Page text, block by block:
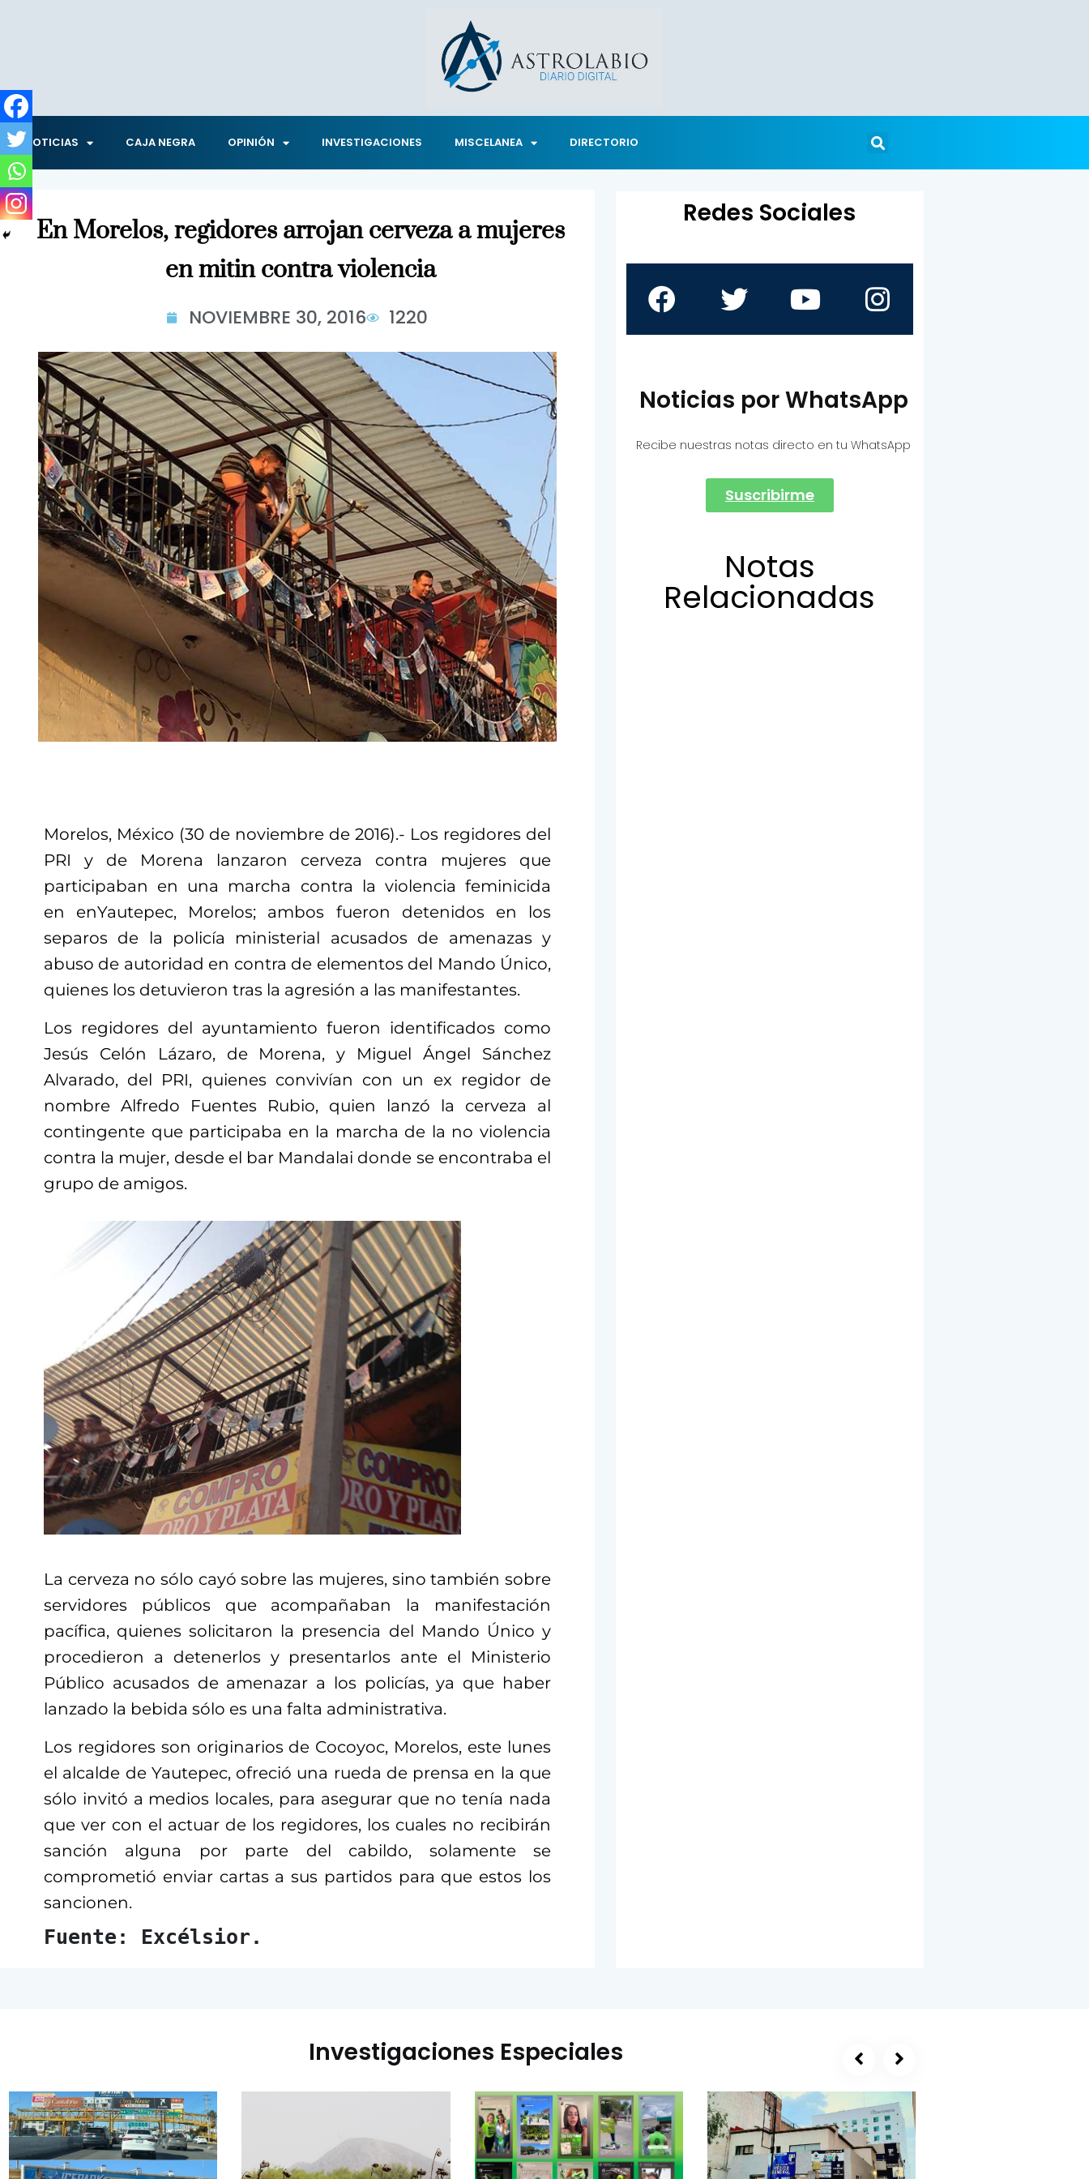
NOTICIAS CAJA NEGRA OPINIÓN INVESTIGACIONES MISCELANEA DIRECTORIO
En Morelos, regidores arrojan cerveza a mujeres
en mitin contra violencia
NOVIEMBRE 30, 2016 1220
Morelos, México (30 de noviembre de 2016).- Los regidores del
PRI y de Morena lanzaron cerveza contra mujeres que
participaban en una marcha contra la violencia feminicida
en enYautepec, Morelos; ambos fueron detenidos en los
separos de la policía ministerial acusados de amenazas y
abuso de autoridad en contra de elementos del Mando Único,
quienes los detuvieron tras la agresión a las manifestantes.
Los regidores del ayuntamiento fueron identificados como
Jesús Celón Lázaro, de Morena, y Miguel Ángel Sánchez
Alvarado, del PRI, quienes convivían con un ex regidor de
nombre Alfredo Fuentes Rubio, quien lanzó la cerveza al
contingente que participaba en la marcha de la no violencia
contra la mujer, desde el bar Mandalai donde se encontraba el
grupo de amigos.
La cerveza no sólo cayó sobre las mujeres, sino también sobre
servidores públicos que acompañaban la manifestación
pacífica, quienes solicitaron la presencia del Mando Único y
procedieron a detenerlos y presentarlos ante el Ministerio
Público acusados de amenazar a los policías, ya que haber
lanzado la bebida sólo es una falta administrativa.
Los regidores son originarios de Cocoyoc, Morelos, este lunes
el alcalde de Yautepec, ofreció una rueda de prensa en la que
sólo invitó a medios locales, para asegurar que no tenía nada
que ver con el actuar de los regidores, los cuales no recibirán
sanción alguna por parte del cabildo, solamente se
comprometió enviar cartas a sus partidos para que estos los
sancionen.
Fuente: Excélsior.
Redes Sociales
Noticias por WhatsApp
Recibe nuestras notas directo en tu WhatsApp
Suscribirme
Notas
Relacionadas
Investigaciones Especiales